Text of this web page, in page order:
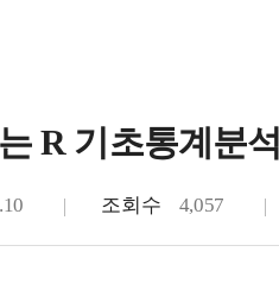
R 기초통계분석
조회수 4,057